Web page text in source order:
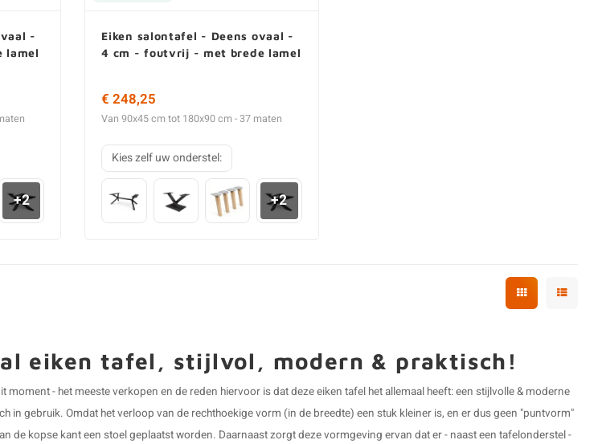
-
lamel
+2
Eiken salontafel - Deens ovaal -
4 cm - foutvrij - met brede lamel
€ 248,25
Van 90x45 cm tot 180x90 cm - 37 maten
Kies zelf uw onderstel:
+2
eiken tafel, stijlvol, modern & praktisch!
moment - het meeste verkopen en de reden hiervoor is dat deze eiken tafel het allemaal heeft: een stijlvolle & moderne
in gebruik. Omdat het verloop van de rechthoekige vorm (in de breedte) een stuk kleiner is, en er dus geen "puntvorm"
de kopse kant een stoel geplaatst worden. Daarnaast zorgt deze vormgeving ervan dat er - naast een tafelonderstel -